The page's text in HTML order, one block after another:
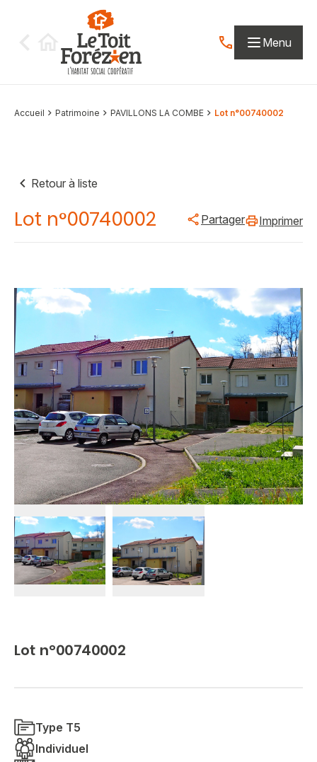
Contactez-nous
Menu
Accueil Patrimoine PAVILLONS LA COMBE Lot n°00740002
Retour à liste
Lot n°00740002 Partager Imprimer
Lot n°00740002
Type T5
Individuel